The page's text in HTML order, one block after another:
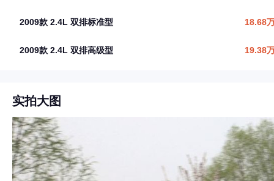
2009款 2.4L 双排标准型 18.68
2009款 2.4L 双排高级型 19.38
实拍大图